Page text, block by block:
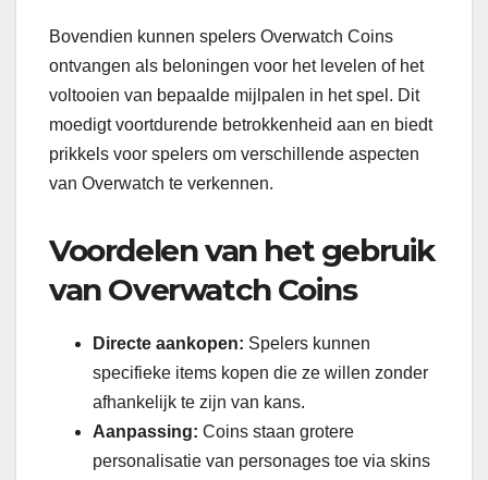
Bovendien kunnen spelers Overwatch Coins
ontvangen als beloningen voor het levelen of het
voltooien van bepaalde mijlpalen in het spel. Dit
moedigt voortdurende betrokkenheid aan en biedt
prikkels voor spelers om verschillende aspecten
van Overwatch te verkennen.
Voordelen van het gebruik
van Overwatch Coins
Directe aankopen: Spelers kunnen
specifieke items kopen die ze willen zonder
afhankelijk te zijn van kans.
Aanpassing: Coins staan grotere
personalisatie van personages toe via skins